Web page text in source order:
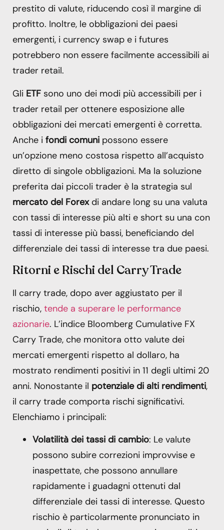
prestito di valute, riducendo così il margine di
profitto. Inoltre, le obbligazioni dei paesi
emergenti, i currency swap e i futures
potrebbero non essere facilmente accessibili ai
trader retail.
Gli ETF sono uno dei modi più accessibili per i
trader retail per ottenere esposizione alle
obbligazioni dei mercati emergenti è corretta.
Anche i fondi comuni possono essere
un’opzione meno costosa rispetto all’acquisto
diretto di singole obbligazioni. Ma la soluzione
preferita dai piccoli trader è la strategia sul
mercato del Forexdi andare long su una valuta
con tassi di interesse più alti e short su una con
tassi di interesse più bassi, beneficiando del
differenziale dei tassi di interesse tra due paesi.
Ritorni e Rischi del Carry Trade
Il carry trade, dopo aver aggiustato per il
rischio, tende a superare le performance
azionarie. L’indice Bloomberg Cumulative FX
Carry Trade, che monitora otto valute dei
mercati emergenti rispetto al dollaro, ha
mostrato rendimenti positivi in 11 degli ultimi 20
anni. Nonostante il potenziale di alti rendimenti,
il carry trade comporta rischi significativi.
Elenchiamo i principali:
Volatilità dei tassi di cambio: Le valute
possono subire correzioni improvvise e
inaspettate, che possono annullare
rapidamente i guadagni ottenuti dal
differenziale dei tassi di interesse. Questo
rischio è particolarmente pronunciato in